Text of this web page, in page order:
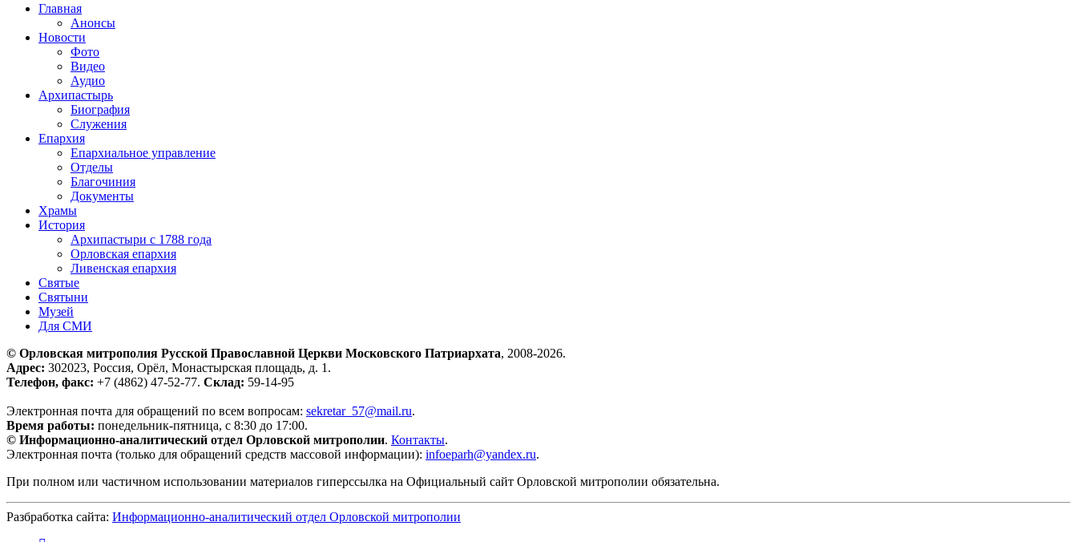
Главная
Анонсы
Новости
Фото
Видео
Аудио
Архипастырь
Биография
Служения
Епархия
Епархиальное управление
Отделы
Благочиния
Документы
Храмы
История
Архипастыри с 1788 года
Орловская епархия
Ливенская епархия
Святые
Святыни
Музей
Для СМИ
© Орловская митрополия Русской Православной Церкви Московского Патриархата, 2008-2026.
Адрес: 302023, Россия, Орёл, Монастырская площадь, д. 1.
Телефон, факс: +7 (4862) 47-52-77. Склад: 59-14-95
Электронная почта для обращений по всем вопросам: sekretar_57@mail.ru.
Время работы: понедельник-пятница, с 8:30 до 17:00.
© Информационно-аналитический отдел Орловской митрополии. Контакты.
Электронная почта (только для обращений средств массовой информации): infoeparh@yandex.ru.
При полном или частичном использовании материалов гиперссылка на Официальный сайт Орловской митрополии обязательна.
Разбработка сайта: Информационно-аналитический отдел Орловской митрополии